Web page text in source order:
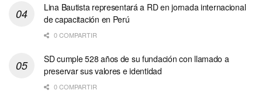
Lina Bautista representará a RD en jornada internacional
de capacitación en Perú
0 COMPARTIR
SD cumple 528 años de su fundación con llamado a
preservar sus valores e identidad
0 COMPARTIR